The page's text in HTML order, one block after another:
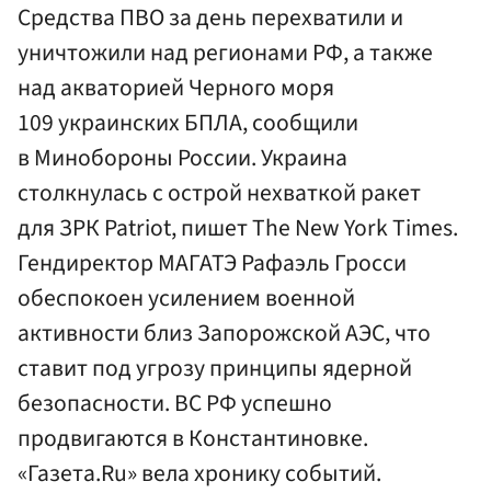
Средства ПВО за день перехватили и
уничтожили над регионами РФ, а также
над акваторией Черного моря
109 украинских БПЛА, сообщили
в Минобороны России. Украина
столкнулась с острой нехваткой ракет
для ЗРК Patriot, пишет The New York Times.
Гендиректор МАГАТЭ Рафаэль Гросси
обеспокоен усилением военной
активности близ Запорожской АЭС, что
ставит под угрозу принципы ядерной
безопасности. ВС РФ успешно
продвигаются в Константиновке.
«Газета.Ru» вела хронику событий.